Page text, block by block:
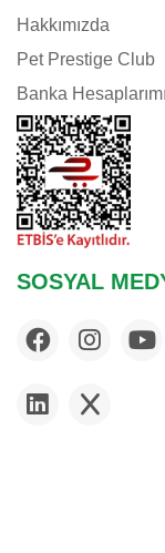
Hakkımızda
Pet Prestige Club
Banka
SOSYAL